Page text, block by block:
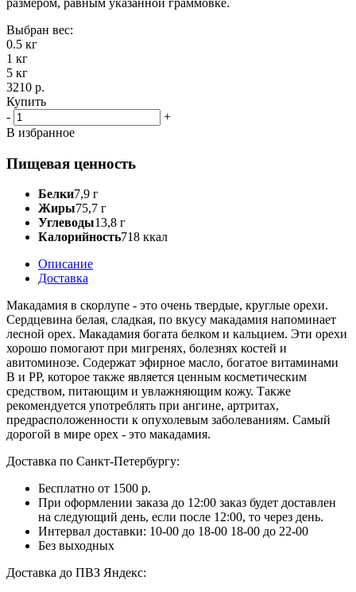
Выбран вес:
0.5 кг
1 кг
5 кг
3210 р.
Купить
-
+
В избранное
Пищевая ценность
Белки7,9 г
Жиры75,7 г
Углеводы13,8 г
Калорийность718 ккал
Описание
Доставка
Макадамия в скорлупе - это очень твердые, круглые орехи.
Сердцевина белая, сладкая, по вкусу макадамия напоминает
лесной орех. Макадамия богата белком и кальцием. Эти орехи
хорошо помогают при мигренях, болезнях костей и
авитоминозе. Содержат эфирное масло, богатое витаминами
В и РР, которое также является ценным косметическим
средством, питающим и увлажняющим кожу. Также
рекомендуется употреблять при ангине, артритах,
предрасположенности к опухолевым заболеваниям. Самый
дорогой в мире орех - это макадамия.
Доставка по Санкт-Петербургу:
Бесплатно от 1500 р.
При оформлении заказа до 12:00 заказ будет доставлен
на следующий день, если после 12:00, то через день.
Интервал доставки: 10-00 до 18-00 18-00 до 22-00
Без выходных
Доставка до ПВЗ Яндекс: